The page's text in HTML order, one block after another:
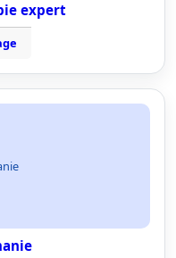
expert